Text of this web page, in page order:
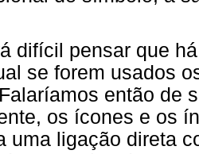
difícil pensar que
se forem usados
então de
os ícones e os
uma ligação direta